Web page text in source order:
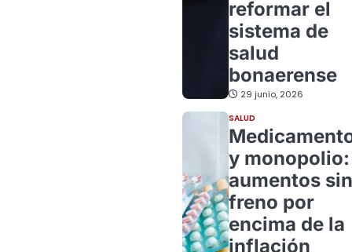
reformar el
sistema de
salud
bonaerense
29 junio, 2026
SALUD
y monopolio:
aumentos sin
freno por
encima de la
inflación